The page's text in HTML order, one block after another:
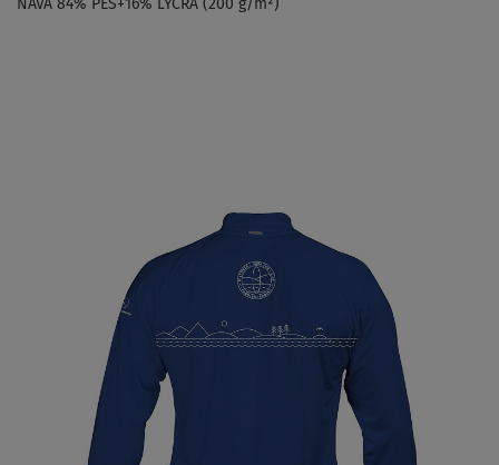
NAVA 84% PES+16% LYCRA (200 g/m²)